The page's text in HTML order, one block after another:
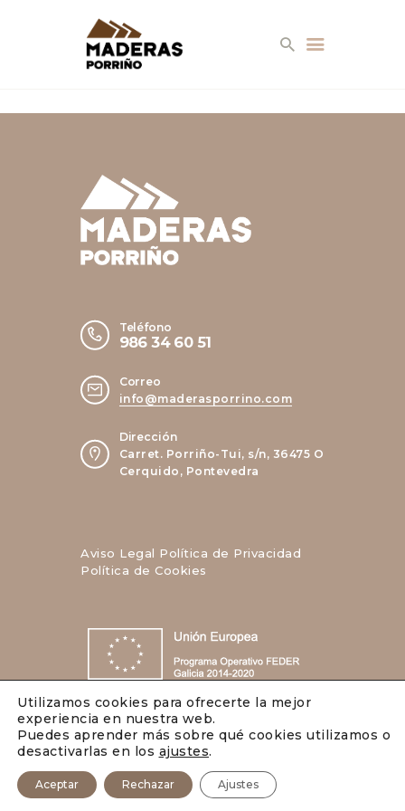
EMPRESA
SERVICIOS
PRODUCTOS
CONTACTO
Teléfono
986 34 60 51
Correo
info@maderasporrino.com
Dirección
Carret. Porriño-Tui, s/n, 36475 O
Cerquido, Pontevedra
Aviso Legal Política de Privacidad
Política de Cookies
Utilizamos cookies para ofrecerte la mejor
experiencia en nuestra web.
Puedes aprender más sobre qué cookies utilizamos o
desactivarlas en los ajustes.
Aceptar Rechazar Ajustes